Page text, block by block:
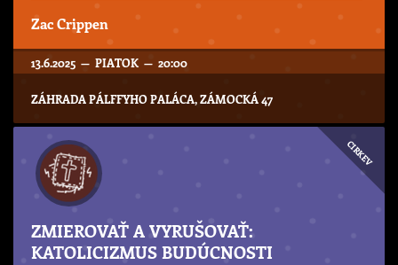
Zac Crippen
13.6.2025 — PIATOK — 20:00
ZÁHRADA PÁLFFYHO PALÁCA, ZÁMOCKÁ 47
CIRKEV
ZMIEROVAŤ A VYRUŠOVAŤ:
KATOLICIZMUS BUDÚCNOSTI